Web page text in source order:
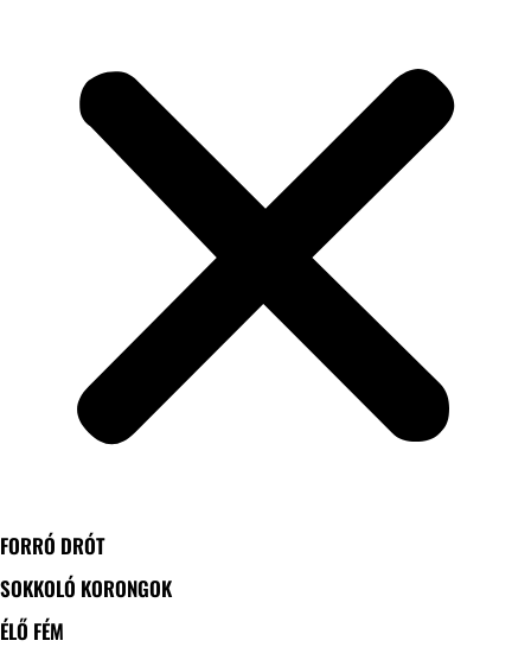
FORRÓ DRÓT
SOKKOLÓ KORONGOK
ÉLŐ FÉM